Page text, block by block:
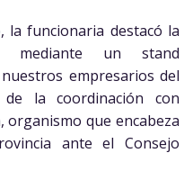
la funcionaria destacó la
mediante un stand
empresarios del
la coordinación con
organismo que encabeza
ante el Consejo